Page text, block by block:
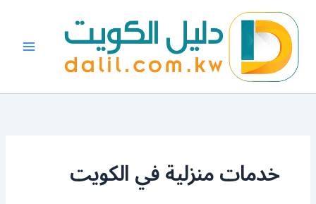
المحتوى
خدمات منزلية في الكويت